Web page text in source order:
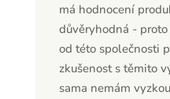
má hodnocení
důvěryhodná -
od této společnosti
zkušenost s těmito
sama nemám